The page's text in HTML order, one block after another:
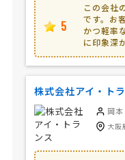
5
この会社
です。お
かつ軽率
に印象深
株式会社アイ・ト
岡
大阪